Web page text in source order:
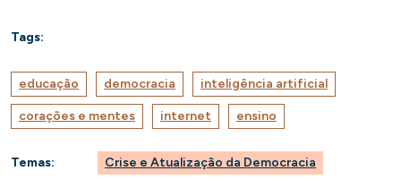
Tags:
educação democracia inteligência artificial
corações e mentes internet ensino
Temas: Crise e Atualização da Democracia